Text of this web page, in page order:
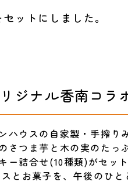
ットにしました。
ジナル香南コ
ハウスの自家製・手搾り
さつま芋と木の実のたっ
ー詰合せ(10種類)がセッ
とお菓子を、午後のひと